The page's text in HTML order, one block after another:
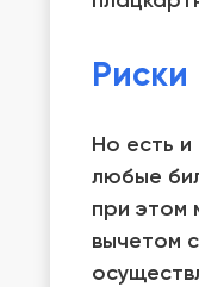
Риски
Но есть
любые
при этом
вычетом